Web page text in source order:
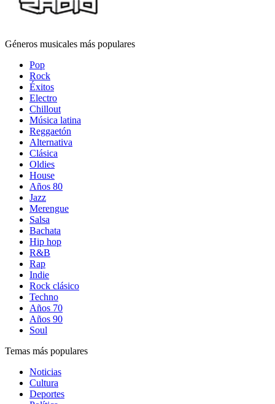
Géneros musicales más populares
Pop
Rock
Éxitos
Electro
Chillout
Música latina
Reggaetón
Alternativa
Clásica
Oldies
House
Años 80
Jazz
Merengue
Salsa
Bachata
Hip hop
R&B
Rap
Indie
Rock clásico
Techno
Años 70
Años 90
Soul
Temas más populares
Noticias
Cultura
Deportes